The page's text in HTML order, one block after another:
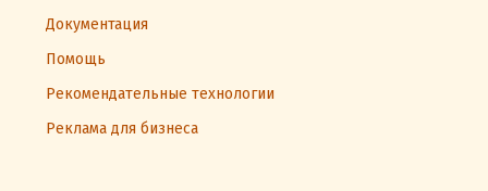
Документация
Помощь
Рекомендательные технологии
Реклама для бизнеса